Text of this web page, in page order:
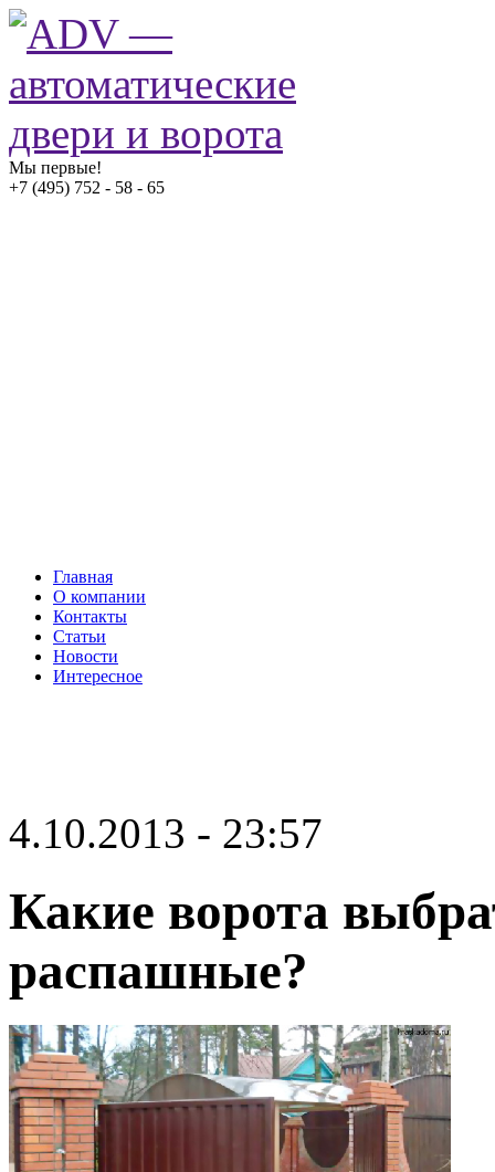
Мы первые!
+7 (495) 752 - 58 - 65
Главная
О компании
Контакты
Статьи
Новости
Интересное
4.10.2013 - 23:57
Какие ворота
распашные?